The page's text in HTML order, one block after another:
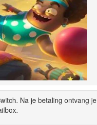
Na je betaling ontvang